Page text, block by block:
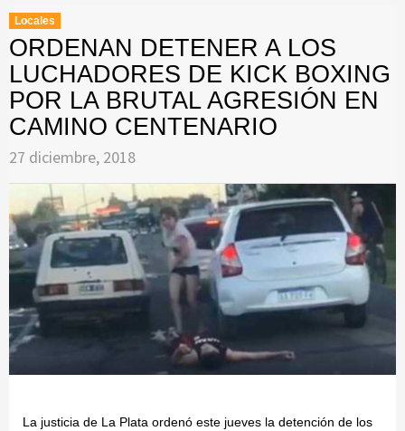
Locales
ORDENAN DETENER A LOS
LUCHADORES DE KICK BOXING
POR LA BRUTAL AGRESIÓN EN
CAMINO CENTENARIO
27 diciembre, 2018
La justicia de La Plata ordenó este jueves la detención de los